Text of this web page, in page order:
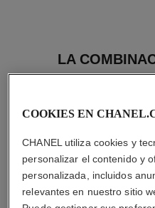
LA
COOKIES EN
CHANEL utiliza cookies y
personalizar el contenido y
personalizada, incluidos
relevantes en nuestro sitio